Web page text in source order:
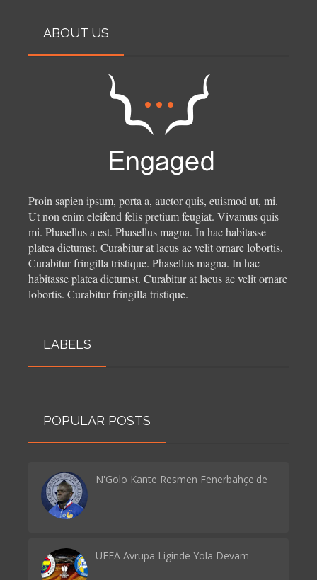
ABOUT US
Proin sapien ipsum, porta a, auctor quis, euismod ut, mi.
Ut non enim eleifend felis pretium feugiat. Vivamus quis
mi. Phasellus a est. Phasellus magna. In hac habitasse
platea dictumst. Curabitur at lacus ac velit ornare lobortis.
Curabitur fringilla tristique. Phasellus magna. In hac
habitasse platea dictumst. Curabitur at lacus ac velit ornare
lobortis. Curabitur fringilla tristique.
LABELS
POPULAR POSTS
N'Golo Kante Resmen Fenerbahçe'de
UEFA Avrupa Liginde Yola Devam